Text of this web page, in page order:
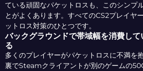
ている頑固なパケットロスも、このシンプ
とがよくあります。すべてのCS2プレイヤ
ットロス対策のひとつです。
バックグラウンドで帯域幅を消費し
る
多くのプレイヤーがパケットロスに不満を
裏でSteamクライアントが別のゲームの